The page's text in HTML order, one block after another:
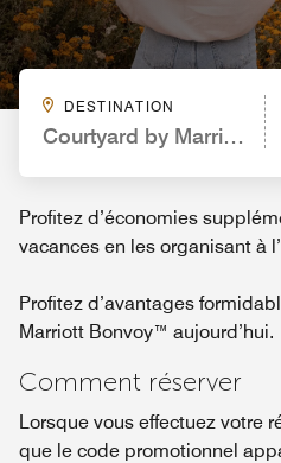
DESTINATION
Courtyard by Marriott
Profitez d’économies
vacances en les organisant à
Profitez d’avantages
Marriott Bonvoy™ aujourd’hui.
Comment réserver
Lorsque vous effectuez votre
que le code promotionnel